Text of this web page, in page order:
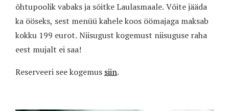
õhtupoolik vabaks ja sõitke Laulasmaale. Võite jääda
ka ööseks, sest menüü kahele koos öömajaga maksab
kokku 199 eurot. Niisugust kogemust niisuguse raha
eest mujalt ei saa!
Reserveeri see kogemus siin.